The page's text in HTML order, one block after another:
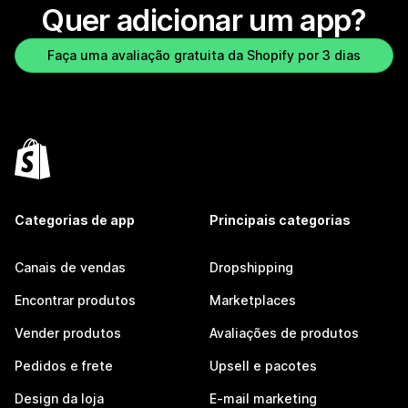
Quer adicionar um app?
Faça uma avaliação gratuita da Shopify por 3 dias
Categorias de app
Canais de vendas
Encontrar produtos
Vender produtos
Pedidos e frete
Design da loja
Principais categorias
Dropshipping
Marketplaces
Avaliações de produtos
Upsell e pacotes
E-mail marketing